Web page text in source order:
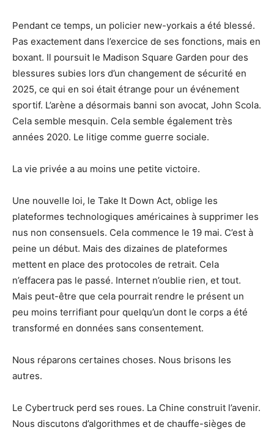
Pendant ce temps, un policier new-yorkais a été blessé.
Pas exactement dans l’exercice de ses fonctions, mais en
boxant. Il poursuit le Madison Square Garden pour des
blessures subies lors d’un changement de sécurité en
2025, ce qui en soi était étrange pour un événement
sportif. L’arène a désormais banni son avocat, John Scola.
Cela semble mesquin. Cela semble également très
années 2020. Le litige comme guerre sociale.
La vie privée a au moins une petite victoire.
Une nouvelle loi, le Take It Down Act, oblige les
plateformes technologiques américaines à supprimer les
nus non consensuels. Cela commence le 19 mai. C’est à
peine un début. Mais des dizaines de plateformes
mettent en place des protocoles de retrait. Cela
n’effacera pas le passé. Internet n’oublie rien, et tout.
Mais peut-être que cela pourrait rendre le présent un
peu moins terrifiant pour quelqu’un dont le corps a été
transformé en données sans consentement.
Nous réparons certaines choses. Nous brisons les
autres.
Le Cybertruck perd ses roues. La Chine construit l’avenir.
Nous discutons d’algorithmes et de chauffe-sièges de